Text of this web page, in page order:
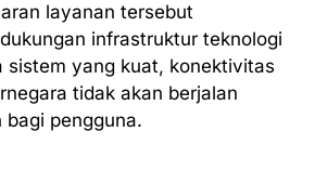
layanan tersebut
infrastruktur teknologi
sistem yang kuat, konektivitas
tidak akan berjalan
pengguna.